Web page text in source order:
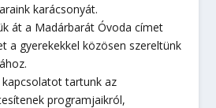
karácsonyát.
át a Madárbarát Óvoda címet
a gyerekekkel közösen szereltünk
tartunk az
programjaikról,